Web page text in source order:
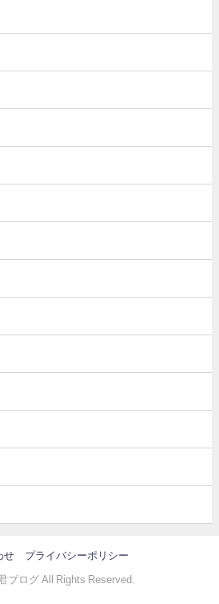
せ プライバシーポリシー
ブログ All Rights Reserved.